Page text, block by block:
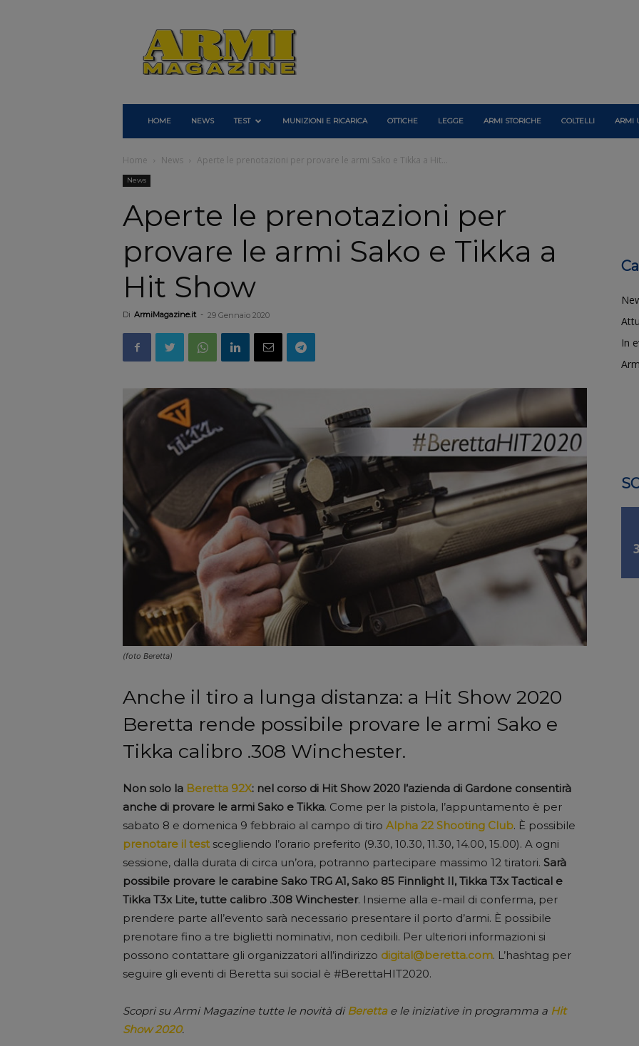
Armi
Magazine
HOME NEWS TEST MUNIZIONI E RICARICA OTTICHE LEGGE ARMI STORICHE COLTELLI ARMI
Home News Aperte le prenotazioni per provare le armi Sako e Tikka a Hit...
News
Aperte le prenotazioni per
provare le armi Sako e Tikka a
Hit Show
Di ArmiMagazine.it - 29 Gennaio 2020
(foto Beretta)
Anche il tiro a lunga distanza: a Hit Show 2020
Beretta rende possibile provare le armi Sako e
Tikka calibro .308 Winchester.
Non solo la Beretta 92X: nel corso di Hit Show 2020 l’azienda di Gardone consentirà
anche di provare le armi Sako e Tikka. Come per la pistola, l’appuntamento è per
sabato 8 e domenica 9 febbraio al campo di tiro Alpha 22 Shooting Club. È possibile
prenotare il testscegliendo l’orario preferito (9.30, 10.30, 11.30, 14.00, 15.00). A ogni
sessione, dalla durata di circa un’ora, potranno partecipare massimo 12 tiratori. Sarà
possibile provare le carabine Sako TRG A1, Sako 85 Finnlight II, Tikka T3x Tactical e
Tikka T3x Lite, tutte calibro .308 Winchester. Insieme alla e-mail di conferma, per
prendere parte all’evento sarà necessario presentare il porto d’armi. È possibile
prenotare fino a tre biglietti nominativi, non cedibili. Per ulteriori informazioni si
possono contattare gli organizzatori all’indirizzo digital@beretta.com. L’hashtag per
seguire gli eventi di Beretta sui social è #BerettaHIT2020.
Scopri su Armi Magazine tutte le novità di Berettae le iniziative in programma a Hit
Show 2020.
In